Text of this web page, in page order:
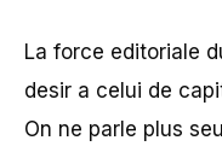
La force editoriale
desir a celui de
On ne parle plus